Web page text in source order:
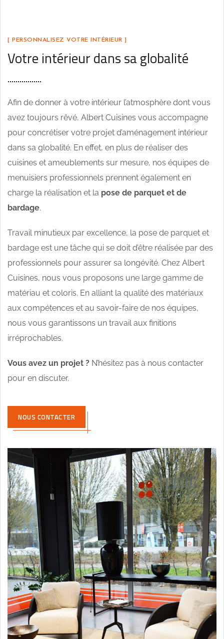
[ PERSONNALISEZ VOTRE INTÉRIEUR ]
Votre intérieur dans sa globalité
Afin de donner à votre intérieur l’atmosphère dont vous
avez toujours rêvé, Albert Cuisines vous accompagne
pour concrétiser votre projet d’aménagement intérieur
dans sa globalité. En effet, en plus de réaliser des
cuisines et ameublements sur mesure, nos équipes de
menuisiers professionnels prennent également en
charge la réalisation et la pose de parquet et de
bardage.
Travail minutieux par excellence, la pose de parquet et
bardage est une tâche qui se doit d’être réalisée par des
professionnels pour assurer sa longévité. Chez Albert
Cuisines, nous vous proposons une large gamme de
matériau et coloris. En alliant la qualité des matériaux
aux compétences et au savoir-faire de nos équipes,
nous vous garantissons un travail aux finitions
irréprochables.
Vous avez un projet ? N’hésitez pas à nous contacter
pour en discuter.
NOUS CONTACTER